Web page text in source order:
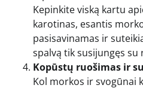
Kepinkite viską kartu
karotinas, esantis
pasisavinamas ir
spalvą tik susijungęs su
Kopūstų ruošimas ir
Kol morkos ir svogūnai